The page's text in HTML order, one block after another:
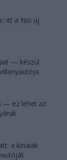
itt a Nio új
— készül
— ez lehet az
a kínaiak